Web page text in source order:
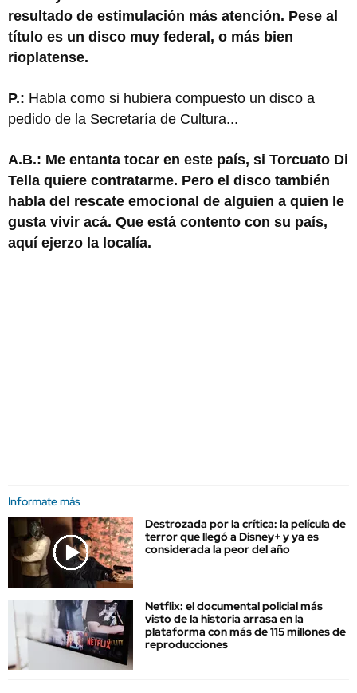
resultado de estimulación más atención. Pese al
título es un disco muy federal, o más bien
rioplatense.
P.: Habla como si hubiera compuesto un disco a
pedido de la Secretaría de Cultura...
A.B.: Me entanta tocar en este país, si Torcuato Di
Tella quiere contratarme. Pero el disco también
habla del rescate emocional de alguien a quien le
gusta vivir acá. Que está contento con su país,
aquí ejerzo la localía.
Informate más
Destrozada por la crítica: la película de
terror que llegó a Disney+ y ya es
considerada la peor del año
Netflix: el documental policial más
visto de la historia arrasa en la
plataforma con más de 115 millones de
reproducciones